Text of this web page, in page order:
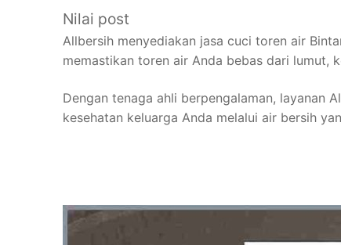
Nilai post
Allbersih menyediakan jasa cuci toren air
memastikan toren air Anda bebas dari lumut,
Dengan tenaga ahli berpengalaman, layanan
kesehatan keluarga Anda melalui air bersih